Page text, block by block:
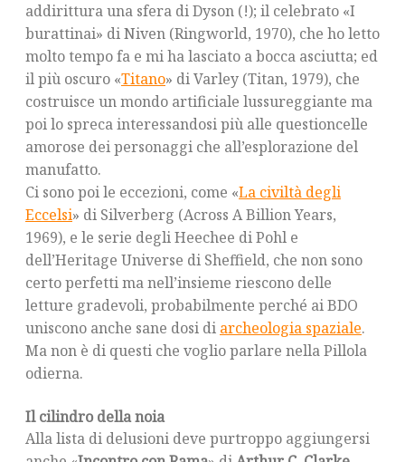
addirittura una sfera di Dyson (!); il celebrato «I
burattinai» di Niven (Ringworld, 1970), che ho letto
molto tempo fa e mi ha lasciato a bocca asciutta; ed
il più oscuro «Titano» di Varley (Titan, 1979), che
costruisce un mondo artificiale lussureggiante ma
poi lo spreca interessandosi più alle questioncelle
amorose dei personaggi che all’esplorazione del
manufatto.
Ci sono poi le eccezioni, come «La civiltà degli
Eccelsi» di Silverberg (Across A Billion Years,
1969), e le serie degli Heechee di Pohl e
dell’Heritage Universe di Sheffield, che non sono
certo perfetti ma nell’insieme riescono delle
letture gradevoli, probabilmente perché ai BDO
uniscono anche sane dosi di archeologia spaziale.
Ma non è di questi che voglio parlare nella Pillola
odierna.
Il cilindro della noia
Alla lista di delusioni deve purtroppo aggiungersi